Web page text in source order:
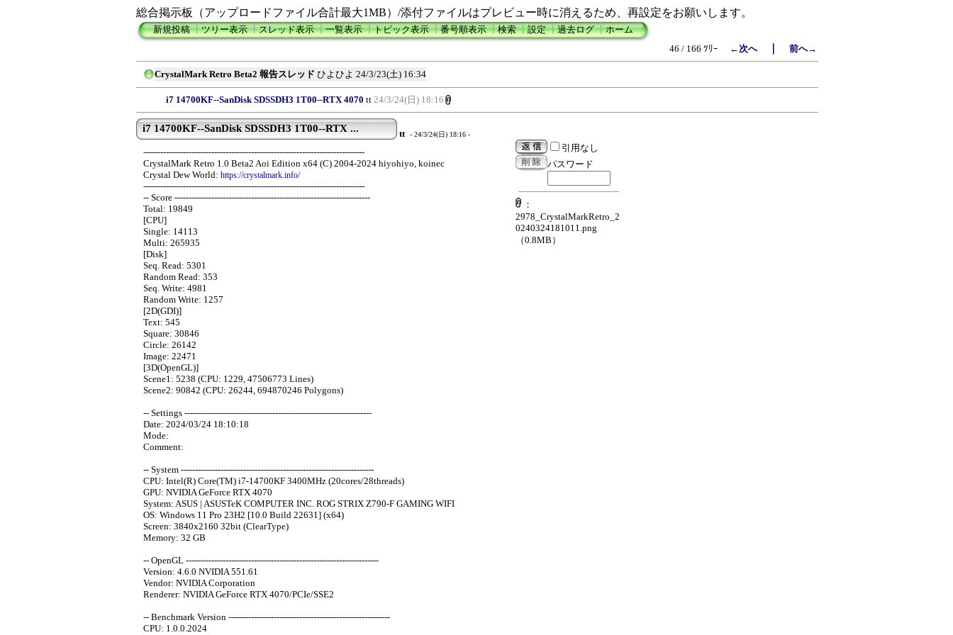
総合掲示板（アップロードファイル合計最大1MB）/添付ファイルはプレビュー時に消えるため、再設定をお願いします。
新規投稿┃ツリー表示┃スレッド表示┃一覧表示┃トピック表示┃番号順表示┃検索┃設定┃過去ログ┃ホーム
46 / 166 ﾂﾘｰ
←次へ｜ 前へ→
CrystalMark Retro Beta2 報告スレッド ひよひよ 24/3/23(土) 16:34
i7 14700KF--SanDisk SDSSDH3 1T00--RTX 4070 tt 24/3/24(日) 18:16
i7 14700KF--SanDisk SDSSDH3 1T00--RTX ... tt - 24/3/24(日) 18:16 -
------------------------------------------------------------------------------
CrystalMark Retro 1.0 Beta2 Aoi Edition x64 (C) 2004-2024 hiyohiyo, koinec
Crystal Dew World: https://crystalmark.info/
------------------------------------------------------------------------------
-- Score ---------------------------------------------------------------------
Total: 19849
[CPU]
Single: 14113
Multi: 265935
[Disk]
Seq. Read: 5301
Random Read: 353
Seq. Write: 4981
Random Write: 1257
[2D(GDI)]
Text: 545
Square: 30846
Circle: 26142
Image: 22471
[3D(OpenGL)]
Scene1: 5238 (CPU: 1229, 47506773 Lines)
Scene2: 90842 (CPU: 26244, 694870246 Polygons)
-- Settings ------------------------------------------------------------------
Date: 2024/03/24 18:10:18
Mode:
Comment:
-- System --------------------------------------------------------------------
CPU: Intel(R) Core(TM) i7-14700KF 3400MHz (20cores/28threads)
GPU: NVIDIA GeForce RTX 4070
System: ASUS | ASUSTeK COMPUTER INC. ROG STRIX Z790-F GAMING WIFI
OS: Windows 11 Pro 23H2 [10.0 Build 22631] (x64)
Screen: 3840x2160 32bit (ClearType)
Memory: 32 GB
-- OpenGL --------------------------------------------------------------------
Version: 4.6.0 NVIDIA 551.61
Vendor: NVIDIA Corporation
Renderer: NVIDIA GeForce RTX 4070/PCIe/SSE2
-- Benchmark Version ---------------------------------------------------------
CPU: 1.0.0.2024
引用なし
パスワード
：
2978_CrystalMarkRetro_2
0240324181011.png
（0.8MB）